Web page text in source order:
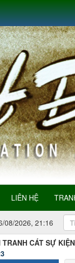
LIÊN HỆ
08/2026, 21:16
CÁT SỰ